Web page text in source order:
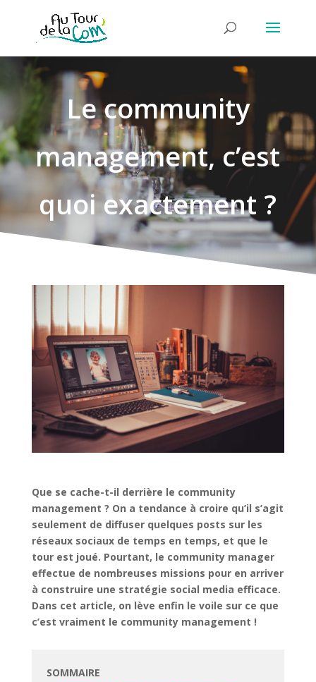
Le community
management, c’est
quoi exactement ?
Que se cache-t-il derrière le community
management ? On a tendance à croire qu’il s’agit
seulement de diffuser quelques posts sur les
réseaux sociaux de temps en temps, et que le
tour est joué. Pourtant, le community manager
effectue de nombreuses missions pour en arriver
à construire une stratégie social media efficace.
Dans cet article, on lève enfin le voile sur ce que
c’est vraiment le community management !
SOMMAIRE